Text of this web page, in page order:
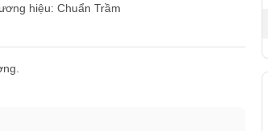
hiệu: Chuẩn Trầm